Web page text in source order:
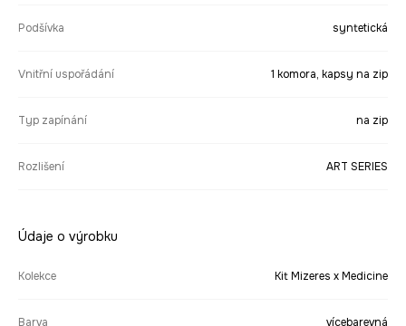
Podšívka syntetická
Vnitřní uspořádání 1 komora, kapsy na zip
Typ zapínání na zip
Rozlišení ART SERIES
Údaje o výrobku
Kolekce Kit Mizeres x Medicine
Barva vícebarevná